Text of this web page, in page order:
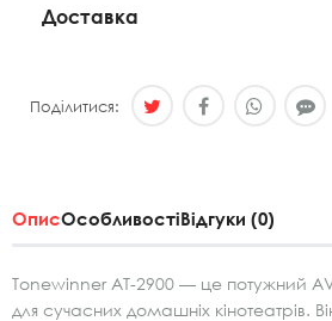
Доставка
Поділитися:
ОписОсобливостіВідгуки (0)
Tonewinner AT-2900 — це потужний
для сучасних домашніх кінотеатрів.